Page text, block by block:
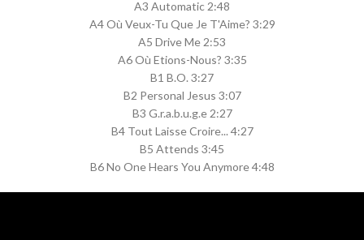
A3 Automatic 2:48
A4 Où Veux-Tu Que Je T'Aime? 3:29
A5 Drive Me 2:53
A6 Où Etions-Nous? 3:35
B1 B.O. 3:27
B2 Personal Jesus 3:07
B3 G.r.a.b.u.g.e 2:27
B4 Tout Laisse Croire... 4:27
B5 Attends 3:45
B6 No One Hears You Anymore 4:48